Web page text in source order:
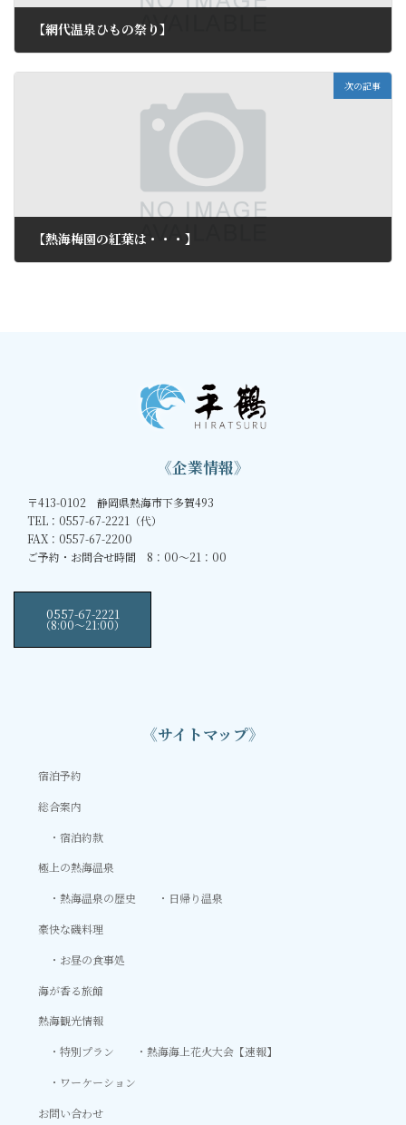
【網代温泉ひもの祭り】
次の記事
【熱海梅園の紅葉は・・・】
《企業情報》
〒413-0102 静岡県熱海市下多賀493
TEL：0557-67-2221（代）
FAX：0557-67-2200
ご予約・お問合せ時間 8：00～21：00
0557-67-2221
（8:00〜21:00）
《サイトマップ》
宿泊予約
総合案内
宿泊約款
極上の熱海温泉
熱海温泉の歴史
日帰り温泉
豪快な磯料理
お昼の食事処
海が香る旅館
熱海観光情報
特別プラン
熱海海上花火大会【速報】
ワーケーション
お問い合わせ